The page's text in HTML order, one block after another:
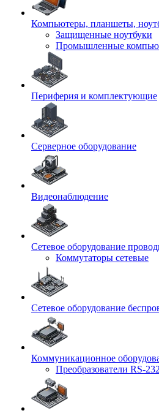
Компьютеры, планшеты,
Защищенные ноутбуки
Промышленные
Периферия и комплектующие
Серверное оборудование
Видеонаблюдение
Сетевое оборудование
Коммутаторы сетевые
Сетевое оборудование
Коммуникационное
Преобразователи RS-